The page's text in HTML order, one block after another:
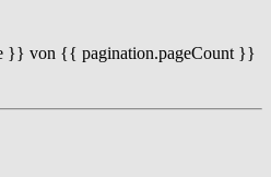
}} von {{ pagination.pageCount }}